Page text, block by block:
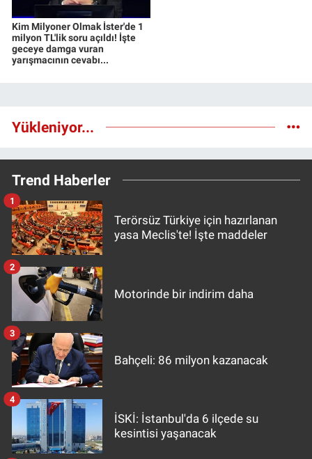
Kim Milyoner Olmak İster'de 1
milyon TL'lik soru açıldı! İşte
geceye damga vuran
yarışmacının cevabı...
Yükleniyor...
Trend Haberler
Terörsüz Türkiye için hazırlanan
yasa Meclis'te! İşte maddeler
1
Motorinde bir indirim daha
2
Bahçeli: 86 milyon kazanacak
3
İSKİ: İstanbul'da 6 ilçede su
kesintisi yaşanacak
4